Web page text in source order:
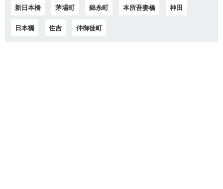
新日本橋 茅場町 錦糸町 本所吾妻橋 神田
日本橋 住吉 仲御徒町